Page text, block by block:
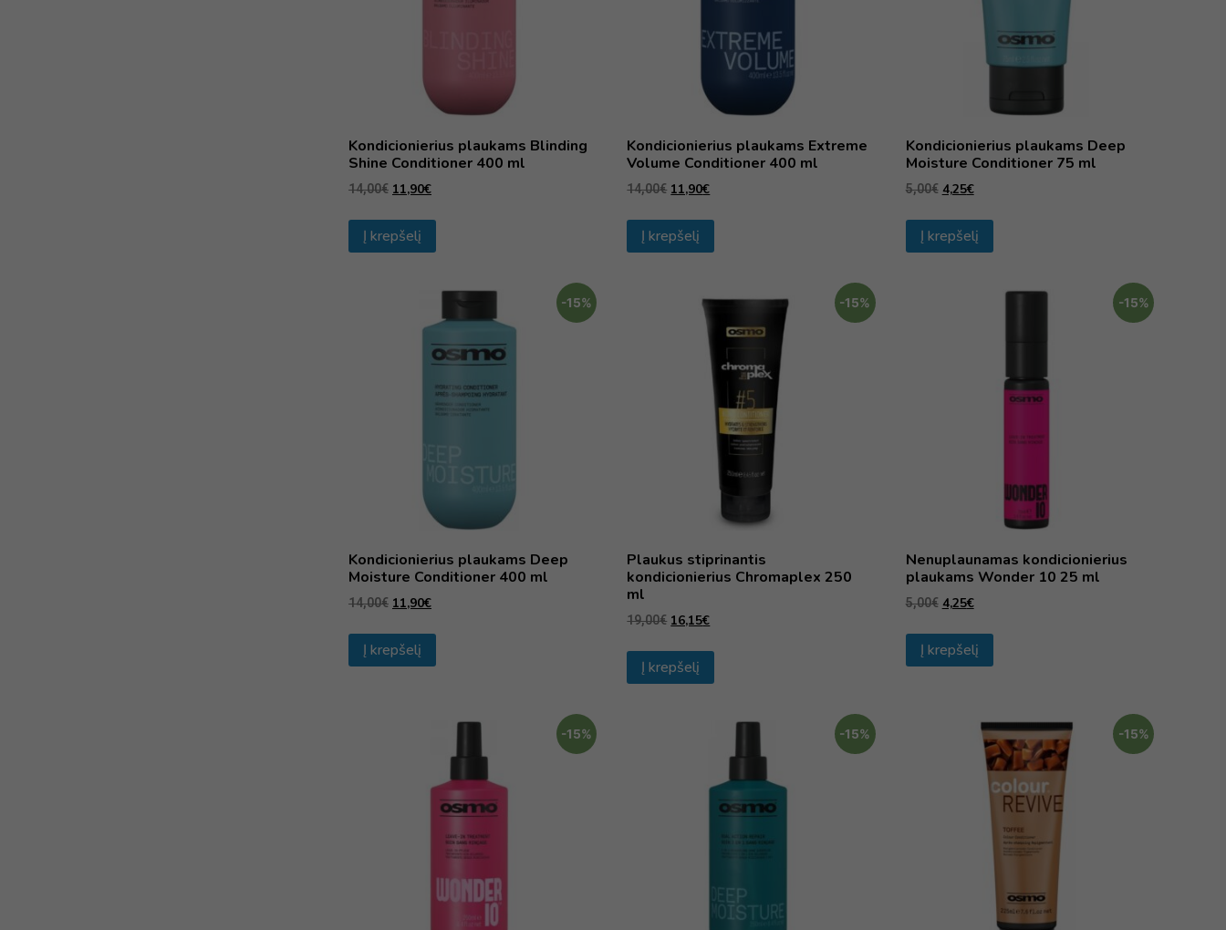
Kondicionierius plaukams Blinding
Shine Conditioner 400 ml
14,00€ 11,90€
Į krepšelį
Kondicionierius plaukams Extreme
Volume Conditioner 400 ml
14,00€ 11,90€
Į krepšelį
Kondicionierius plaukams Deep
Moisture Conditioner 75 ml
5,00€ 4,25€
Į krepšelį
-15%
Kondicionierius plaukams Deep
Moisture Conditioner 400 ml
14,00€ 11,90€
Į krepšelį
-15%
Plaukus stiprinantis
kondicionierius Chromaplex 250
ml
19,00€ 16,15€
Į krepšelį
-15%
Nenuplaunamas kondicionierius
plaukams Wonder 10 25 ml
5,00€ 4,25€
Į krepšelį
-15% -15% -15%